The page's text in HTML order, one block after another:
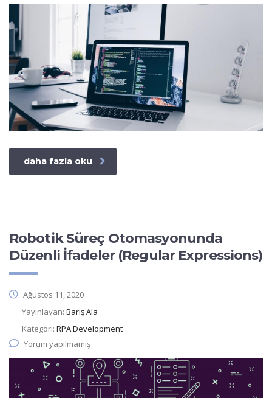
daha fazla oku
Robotik Süreç Otomasyonunda
Düzenli İfadeler (Regular Expressions)
Ağustos 11, 2020
Yayınlayan: Barış Ala
Kategori: RPA Development
Yorum yapılmamış